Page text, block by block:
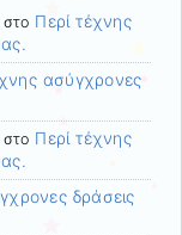
στο Περί τέχνης
ασύγχρονες
στο Περί τέχνης
δράσεις